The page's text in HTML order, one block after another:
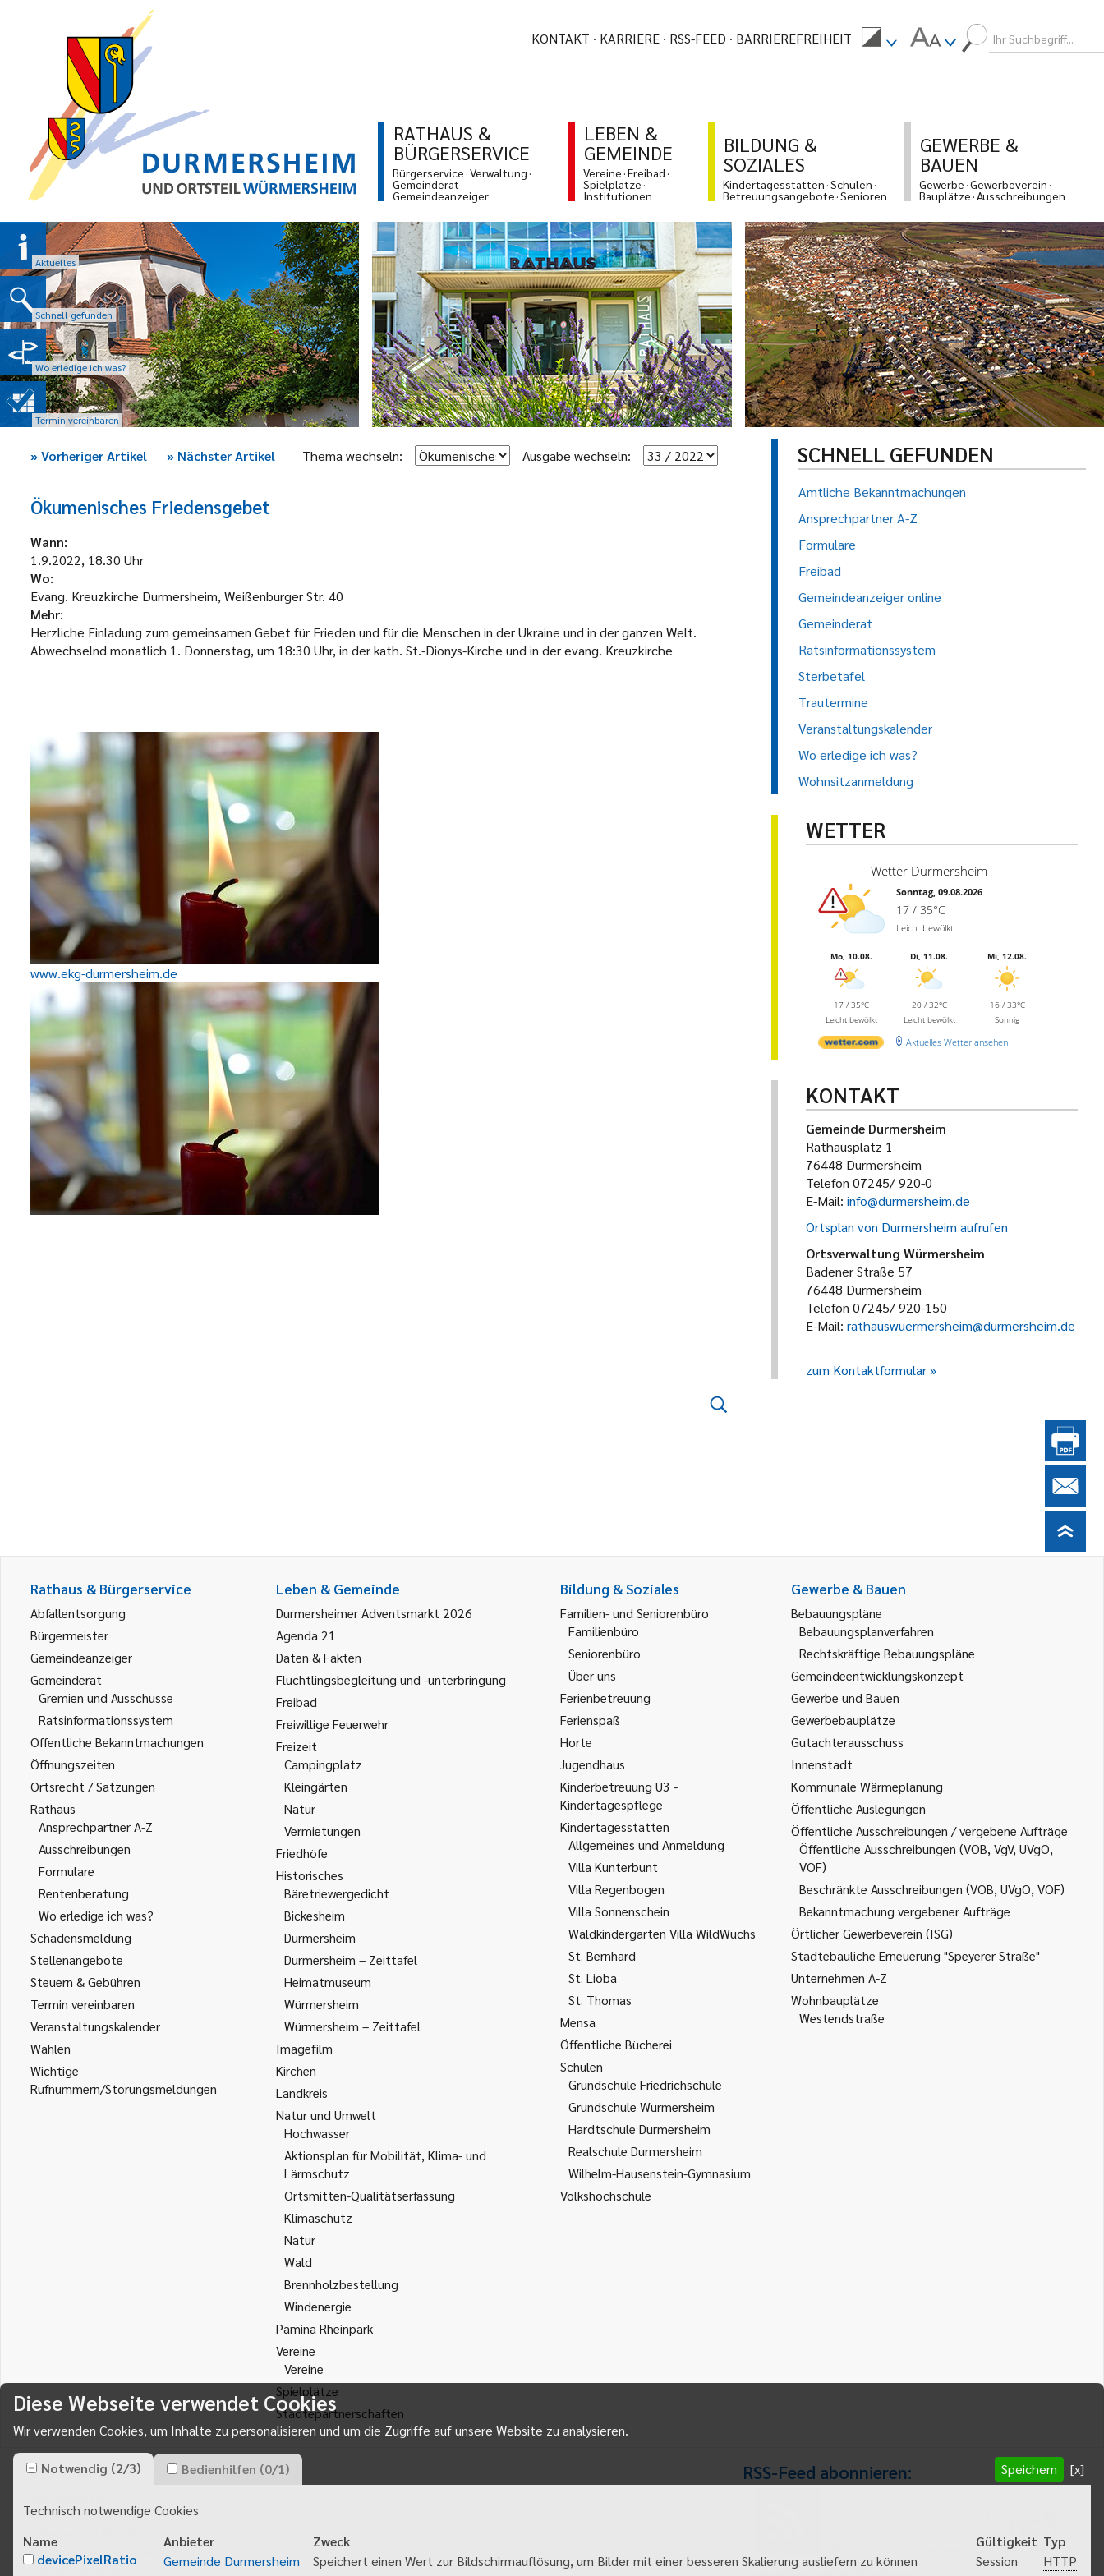
KONTAKT KARRIERE RSS-FEED BARRIEREFREIHEIT
RATHAUS &
BÜRGERSERVICE
Bürgerservice Verwaltung
Gemeinderat
Gemeindeanzeiger
LEBEN &
GEMEINDE
Vereine Freibad
Spielplätze
Institutionen
BILDUNG &
SOZIALES
Kindertagesstätten Schulen
Betreuungsangebote Senioren
GEWERBE &
BAUEN
Gewerbe Gewerbeverein
Bauplätze Ausschreibungen
Aktuelles
Schnell gefunden
Wo erledige ich was?
Termin vereinbaren
»Vorheriger Artikel » Nächster Artikel Thema wechseln: Ausgabe wechseln:
Ökumenisches Friedensgebet
Wann:
1.9.2022, 18.30 Uhr
Wo:
Evang. Kreuzkirche Durmersheim, Weißenburger Str. 40
Mehr:
Herzliche Einladung zum gemeinsamen Gebet für Frieden und für die Menschen in der Ukraine und in der ganzen Welt.
Abwechselnd monatlich 1. Donnerstag, um 18:30 Uhr, in der kath. St.-Dionys-Kirche und in der evang. Kreuzkirche
www.ekg-durmersheim.de
SCHNELL GEFUNDEN
Amtliche Bekanntmachungen
Ansprechpartner A-Z
Formulare
Freibad
Gemeindeanzeiger online
Gemeinderat
Ratsinformationssystem
Sterbetafel
Trautermine
Veranstaltungskalender
Wo erledige ich was?
Wohnsitzanmeldung
WETTER
Wetter Durmersheim
Sonntag, 09.08.2026
17 / 35°C
Leicht bewölkt
Mo, 10.08.
17 / 35°C
Leicht bewölkt
Di, 11.08.
20 / 32°C
Leicht bewölkt
Mi, 12.08.
16 / 33°C
Sonnig
Aktuelles Wetter ansehen
KONTAKT
Gemeinde Durmersheim
Rathausplatz 1
76448 Durmersheim
Telefon 07245/ 920-0
E-Mail: info@durmersheim.de
Ortsplan von Durmersheim aufrufen
Ortsverwaltung Würmersheim
Badener Straße 57
76448 Durmersheim
Telefon 07245/ 920-150
E-Mail: rathauswuermersheim@durmersheim.de
zum Kontaktformular
Rathaus & Bürgerservice
Abfallentsorgung
Bürgermeister
Gemeindeanzeiger
Gemeinderat
Gremien und Ausschüsse
Ratsinformationssystem
Öffentliche Bekanntmachungen
Öffnungszeiten
Ortsrecht / Satzungen
Rathaus
Ansprechpartner A-Z
Ausschreibungen
Formulare
Rentenberatung
Wo erledige ich was?
Schadensmeldung
Stellenangebote
Steuern & Gebühren
Termin vereinbaren
Veranstaltungskalender
Wahlen
Wichtige
Rufnummern/Störungsmeldungen
Leben & Gemeinde
Durmersheimer Adventsmarkt 2026
Agenda 21
Daten & Fakten
Flüchtlingsbegleitung und -unterbringung
Freibad
Freiwillige Feuerwehr
Freizeit
Campingplatz
Kleingärten
Natur
Vermietungen
Friedhöfe
Historisches
Bäretriewergedicht
Bickesheim
Durmersheim
Durmersheim – Zeittafel
Heimatmuseum
Würmersheim
Würmersheim – Zeittafel
Imagefilm
Kirchen
Landkreis
Natur und Umwelt
Hochwasser
Aktionsplan für Mobilität, Klima- und
Lärmschutz
Ortsmitten-Qualitätserfassung
Klimaschutz
Natur
Wald
Brennholzbestellung
Windenergie
Pamina Rheinpark
Vereine
Vereine
Spielplätze
Städtepartnerschaften
Bildung & Soziales
Familien- und Seniorenbüro
Familienbüro
Seniorenbüro
Über uns
Ferienbetreuung
Ferienspaß
Horte
Jugendhaus
Kinderbetreuung U3 -
Kindertagespflege
Kindertagesstätten
Allgemeines und Anmeldung
Villa Kunterbunt
Villa Regenbogen
Villa Sonnenschein
Waldkindergarten Villa WildWuchs
St. Bernhard
St. Lioba
St. Thomas
Mensa
Öffentliche Bücherei
Schulen
Grundschule Friedrichschule
Grundschule Würmersheim
Hardtschule Durmersheim
Realschule Durmersheim
Wilhelm-Hausenstein-Gymnasium
Volkshochschule
Gewerbe & Bauen
Bebauungspläne
Bebauungsplanverfahren
Rechtskräftige Bebauungspläne
Gemeindeentwicklungskonzept
Gewerbe und Bauen
Gewerbebauplätze
Gutachterausschuss
Innenstadt
Kommunale Wärmeplanung
Öffentliche Auslegungen
Öffentliche Ausschreibungen / vergebene Aufträge
Öffentliche Ausschreibungen (VOB, VgV, UVgO,
VOF)
Beschränkte Ausschreibungen (VOB, UVgO, VOF)
Bekanntmachung vergebener Aufträge
Örtlicher Gewerbeverein (ISG)
Städtebauliche Erneuerung "Speyerer Straße"
Unternehmen A-Z
Wohnbauplätze
Westendstraße
Gemeinde Durmersheim
76448Durmersheim
info@durmersheim.de
E-Mail schreiben
RSS-Feed abonnieren:
Diese Webseite verwendet Cookies
Wir verwenden Cookies, um Inhalte zu personalisieren und um die Zugriffe auf unsere Website zu analysieren.
Notwendig (2/3) Bedienhilfen (0/1) Speichern [x]
Technisch notwendige Cookies
Name
Anbieter Zweck Gültigkeit Typ
devicePixelRatio
Gemeinde Durmersheim Speichert einen Wert zur Bildschirmauflösung, um Bilder mit einer besseren Skalierung ausliefern zu können Session
HTTP